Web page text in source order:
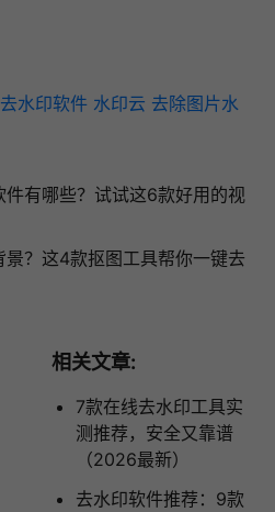
去水印软件 水印云 去除图片水
件有哪些？试试这6款好用的视
景？这4款抠图工具帮你一键去
相关文章:
7款在线去水印工具实
测推荐，安全又靠谱
（2026最新）
去水印软件推荐：9款